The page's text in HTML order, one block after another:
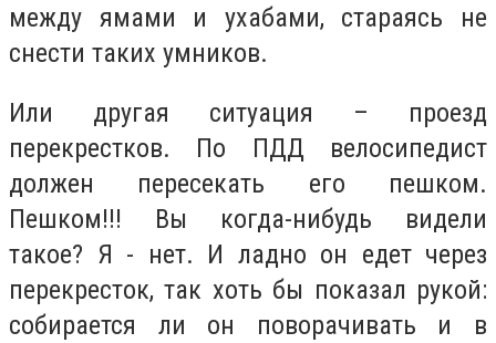
между ямами и ухабами, стараясь не
снести таких умников.
Или другая ситуация – проезд
перекрестков. По ПДД велосипедист
должен пересекать его пешком.
Пешком!!! Вы когда-нибудь видели
такое? Я - нет. И ладно он едет через
перекресток, так хоть бы показал рукой:
собирается ли он поворачивать и в